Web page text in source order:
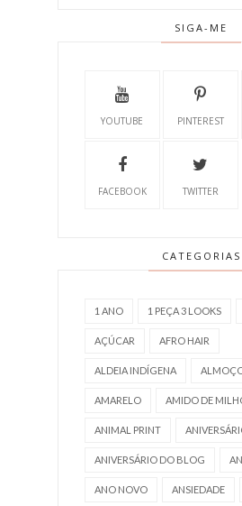
SIGA-ME
YOUTUBE PINTEREST
FACEBOOK TWITTER
CATEGORIAS
1 ANO 1 PEÇA 3 LOOKS
AÇÚCAR AFRO HAIR
ALDEIA INDÍGENA
AMARELO AMIDO DE
ANIMAL PRINT
ANIVERSÁRIO DO BLOG
ANO NOVO ANSIEDADE